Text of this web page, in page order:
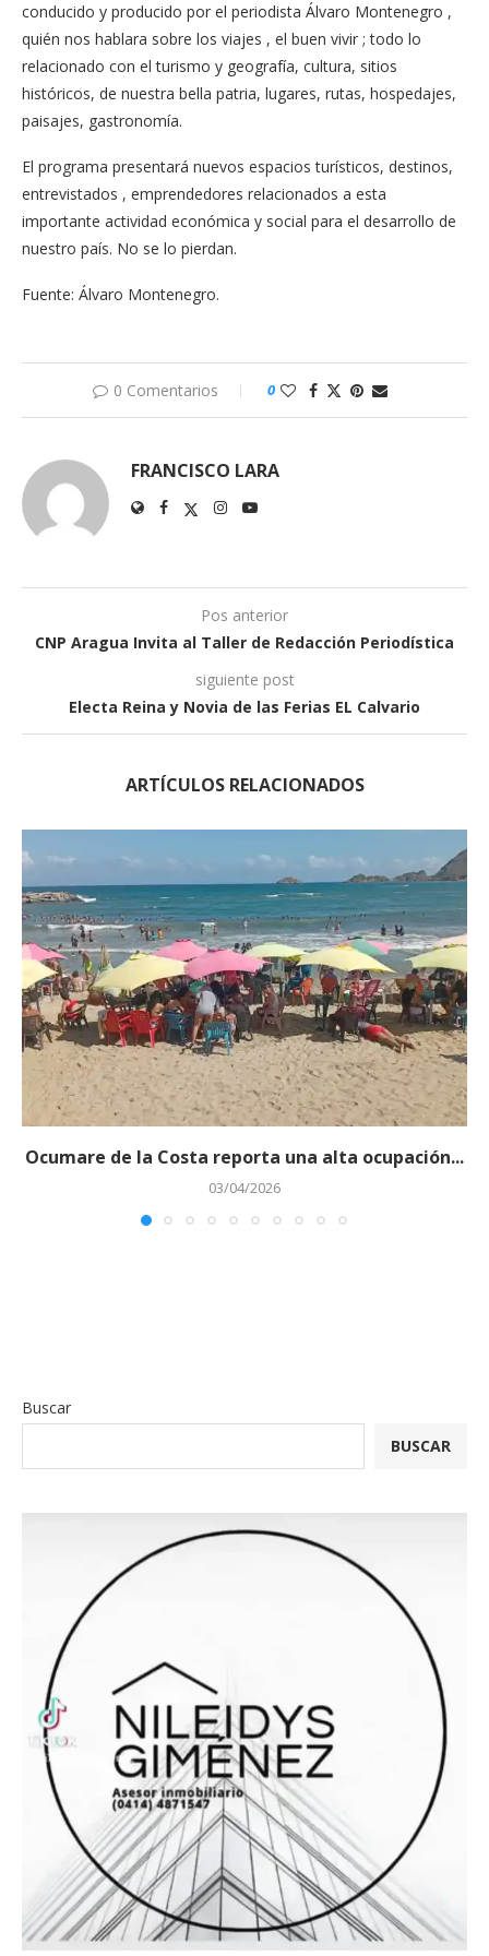
conducido y producido por el periodista Álvaro Montenegro ,
quién nos hablara sobre los viajes , el buen vivir ; todo lo
relacionado con el turismo y geografía, cultura, sitios
históricos, de nuestra bella patria, lugares, rutas, hospedajes,
paisajes, gastronomía.
El programa presentará nuevos espacios turísticos, destinos,
entrevistados , emprendedores relacionados a esta
importante actividad económica y social para el desarrollo de
nuestro país. No se lo pierdan.
Fuente: Álvaro Montenegro.
0 Comentarios 0
FRANCISCO LARA
Pos anterior
CNP Aragua Invita al Taller de Redacción Periodística
siguiente post
Electa Reina y Novia de las Ferias EL Calvario
ARTÍCULOS RELACIONADOS
‎Ocumare de la Costa reporta una alta ocupación...
03/04/2026
Buscar
BUSCAR